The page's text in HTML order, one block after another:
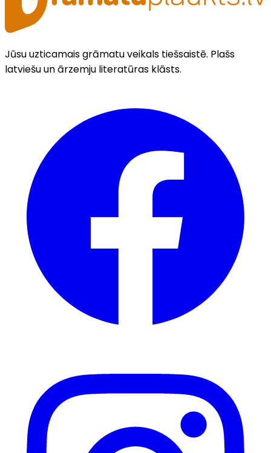
Jūsu uzticamais grāmatu veikals tiešsaistē. Plašs
latviešu un ārzemju literatūras klāsts.